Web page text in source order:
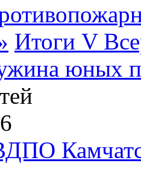
Итоги V
юных